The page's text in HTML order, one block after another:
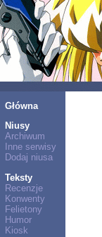
Główna
Niusy
Archiwum
Inne serwisy
Dodaj niusa
Teksty
Recenzje
Konwenty
Felietony
Humor
Kiosk